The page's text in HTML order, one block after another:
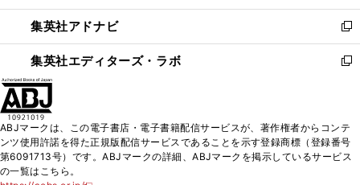
開
く
ウ
で
開
く
ン
ド
ウ
で
ウ
ィ
ン
ド
く
集英社アドナビ
新
し
い
ド
ウ
で
集英社エディターズ・ラボ
新
ィ
ン
ド
ABJマークは、この電子書店・電子書籍配信サービスが、著作権者からコンテ
ンツ使用許諾を得た正規版配信サービスであることを示す登録商標（登録番号
第6091713号）です。ABJマークの詳細、ABJマークを掲示しているサービス
の一覧はこちら。